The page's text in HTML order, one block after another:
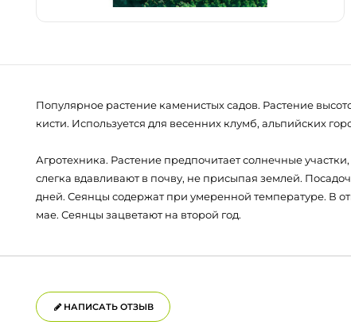
Популярное растение каменистых садов. Растение
кисти. Используется для весенних клумб, альпийских
Агротехника. Растение предпочитает солнечные
слегка вдавливают в почву, не присыпая землей.
дней. Сеянцы содержат при умеренной температуре. В
мае. Сеянцы зацветают на второй год.
НАПИСАТЬ ОТЗЫВ